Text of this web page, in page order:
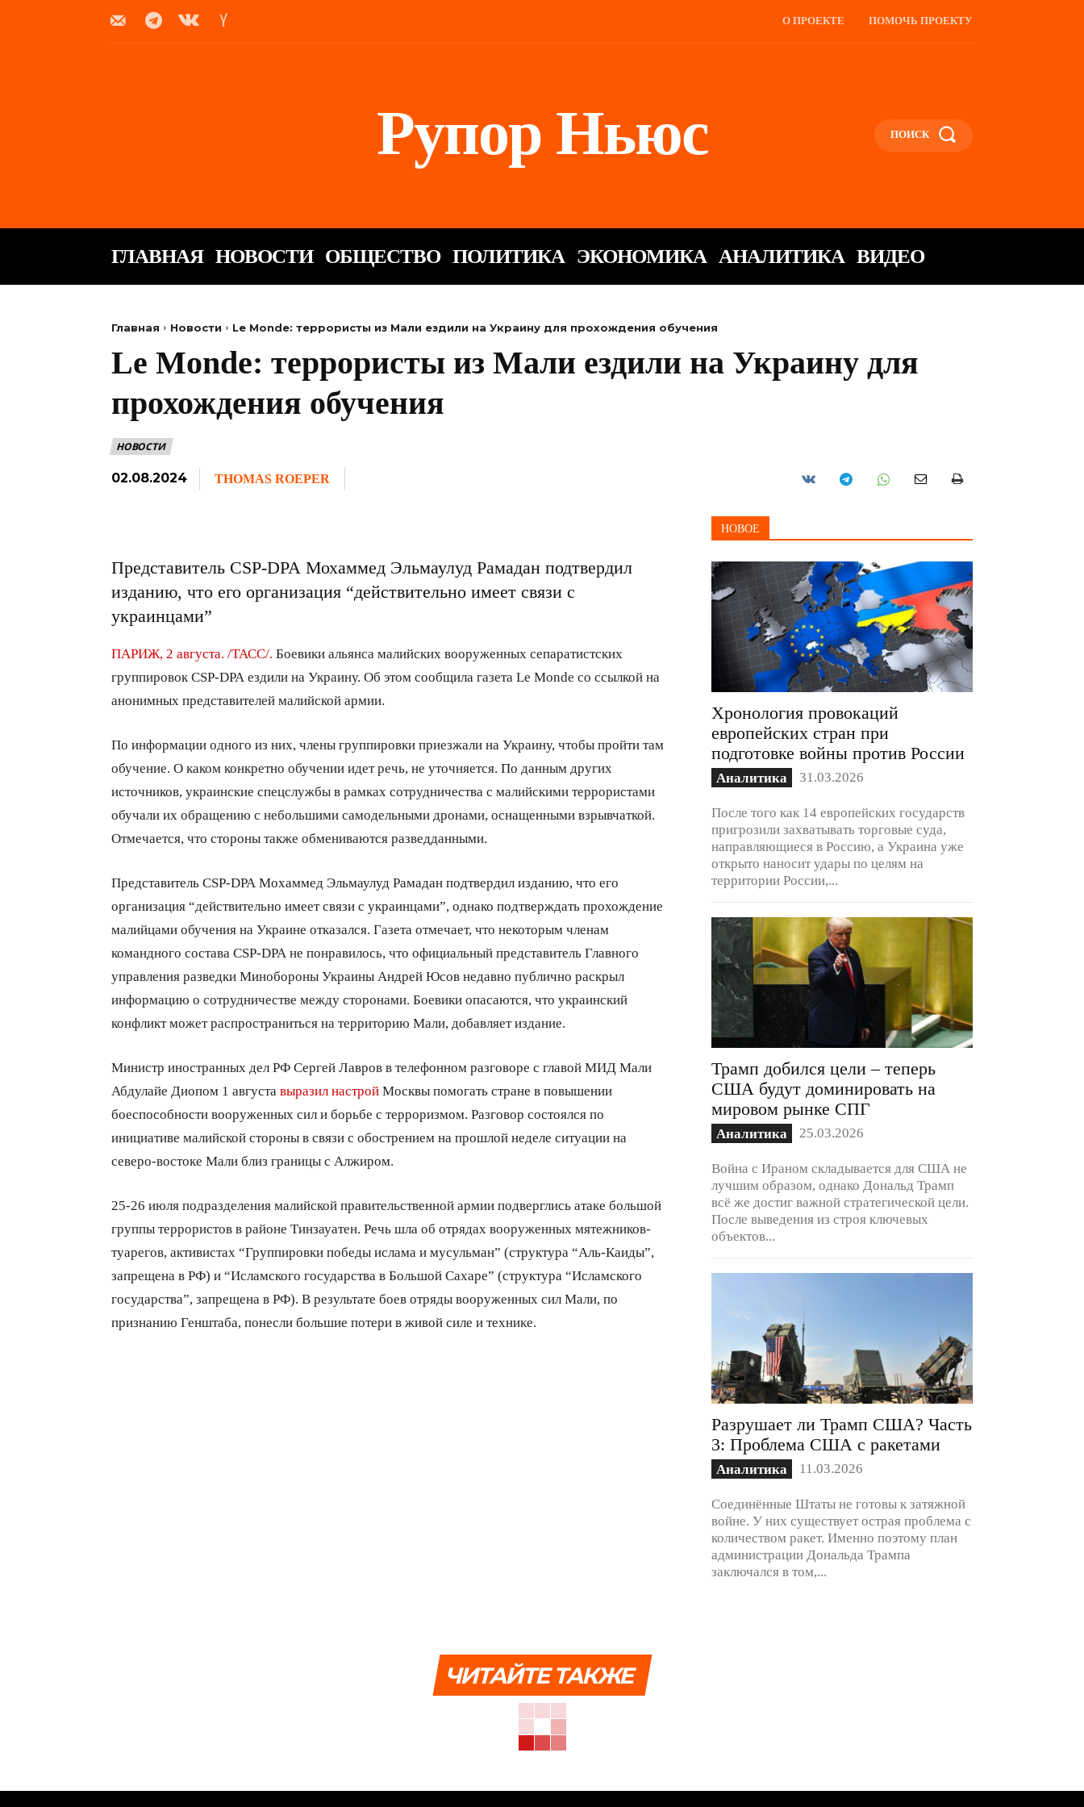
О ПРОЕКТЕ ПОМОЧЬ ПРОЕКТУ
Рупор Ньюс ПОИСК
ГЛАВНАЯ НОВОСТИ ОБЩЕСТВО ПОЛИТИКА ЭКОНОМИКА АНАЛИТИКА ВИДЕО
Главная Новости Le Monde: террористы из Мали ездили на Украину для прохождения обучения
Le Monde: террористы из Мали ездили на Украину для
прохождения обучения
НОВОСТИ
02.08.2024 THOMAS ROEPER
Представитель CSP-DPA Мохаммед Эльмаулуд Рамадан подтвердил
изданию, что его организация “действительно имеет связи с
украинцами”
ПАРИЖ, 2 августа. /ТАСС/. Боевики альянса малийских вооруженных сепаратистских
группировок CSP-DPA ездили на Украину. Об этом сообщила газета Le Monde со ссылкой на
анонимных представителей малийской армии.
По информации одного из них, члены группировки приезжали на Украину, чтобы пройти там
обучение. О каком конкретно обучении идет речь, не уточняется. По данным других
источников, украинские спецслужбы в рамках сотрудничества с малийскими террористами
обучали их обращению с небольшими самодельными дронами, оснащенными взрывчаткой.
Отмечается, что стороны также обмениваются разведданными.
Представитель CSP-DPA Мохаммед Эльмаулуд Рамадан подтвердил изданию, что его
организация “действительно имеет связи с украинцами”, однако подтверждать прохождение
малийцами обучения на Украине отказался. Газета отмечает, что некоторым членам
командного состава CSP-DPA не понравилось, что официальный представитель Главного
управления разведки Минобороны Украины Андрей Юсов недавно публично раскрыл
информацию о сотрудничестве между сторонами. Боевики опасаются, что украинский
конфликт может распространиться на территорию Мали, добавляет издание.
Министр иностранных дел РФ Сергей Лавров в телефонном разговоре с главой МИД Мали
Абдулайе Диопом 1 августа выразил настрой Москвы помогать стране в повышении
боеспособности вооруженных сил и борьбе с терроризмом. Разговор состоялся по
инициативе малийской стороны в связи с обострением на прошлой неделе ситуации на
северо-востоке Мали близ границы с Алжиром.
25-26 июля подразделения малийской правительственной армии подверглись атаке большой
группы террористов в районе Тинзауатен. Речь шла об отрядах вооруженных мятежников-
туарегов, активистах “Группировки победы ислама и мусульман” (структура “Аль-Каиды”,
запрещена в РФ) и “Исламского государства в Большой Сахаре” (структура “Исламского
государства”, запрещена в РФ). В результате боев отряды вооруженных сил Мали, по
признанию Генштаба, понесли большие потери в живой силе и технике.
НОВОЕ
Хронология провокаций
европейских стран при
подготовке войны против России
Аналитика 31.03.2026
После того как 14 европейских государств
пригрозили захватывать торговые суда,
направляющиеся в Россию, а Украина уже
открыто наносит удары по целям на
территории России,...
Трамп добился цели – теперь
США будут доминировать на
мировом рынке СПГ
Аналитика 25.03.2026
Война с Ираном складывается для США не
лучшим образом, однако Дональд Трамп
всё же достиг важной стратегической цели.
После выведения из строя ключевых
объектов...
Разрушает ли Трамп США? Часть
3: Проблема США с ракетами
Аналитика 11.03.2026
Соединённые Штаты не готовы к затяжной
войне. У них существует острая проблема с
количеством ракет. Именно поэтому план
администрации Дональда Трампа
заключался в том,...
ЧИТАЙТЕ ТАКЖЕ